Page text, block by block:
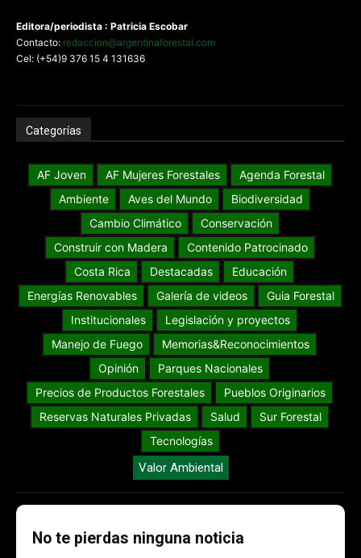
Editora/periodista : Patricia Escobar
Contacto: redaccion@argentinaforestal.com
Cel: (+54)9 376 15 4 131636
Categorías
AF Joven AF Mujeres Forestales
Agenda Forestal
Ambiente
Aves del Mundo
Biodiversidad
Cambio Climático
Conservación
Construir con Madera
Contenido Patrocinado
Costa Rica
Destacadas
Educación
Energías Renovables
Galería de videos
Guia Forestal
Institucionales
Legislación y proyectos
Manejo de Fuego
Memorias&Reconocimientos
Opinión
Parques Nacionales
Precios de Productos Forestales
Pueblos Originarios
Reservas Naturales Privadas
Salud
Sur Forestal
Tecnologías
Valor Ambiental
No te pierdas ninguna noticia